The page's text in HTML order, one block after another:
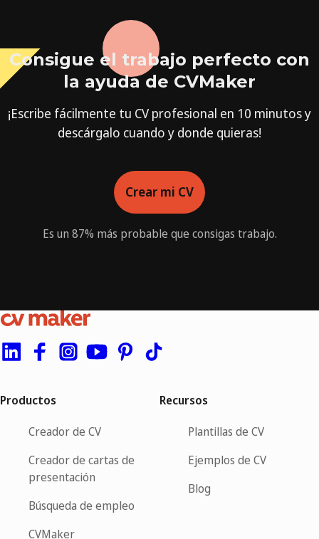
Consigue el trabajo perfecto con
la ayuda de CVMaker
¡Escribe fácilmente tu CV profesional en 10 minutos y
descárgalo cuando y donde quieras!
Crear mi CV
Es un 87% más probable que consigas trabajo.
Productos
Creador de CV
Creador de cartas de
presentación
Búsqueda de empleo
CVMaker
Recursos
Plantillas de CV
Ejemplos de CV
Blog